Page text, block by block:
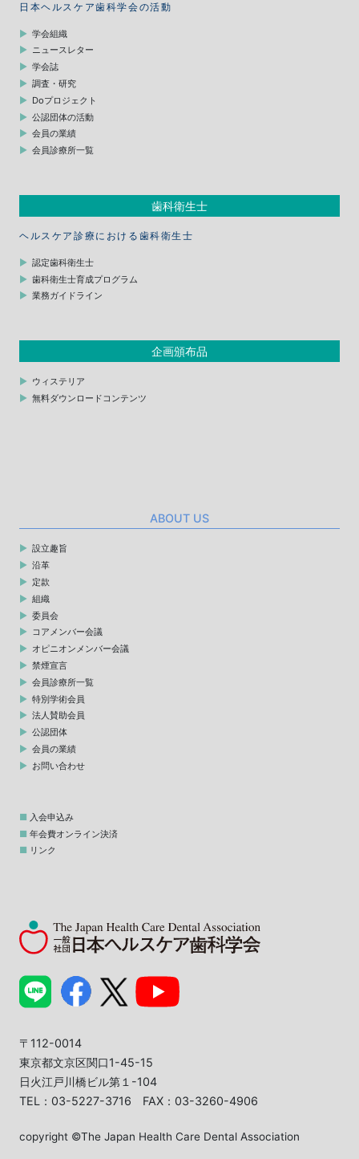
日本ヘルスケア歯科学会の活動
学会組織
ニュースレター
学会誌
調査・研究
Doプロジェクト
公認団体の活動
会員の業績
会員診療所一覧
歯科衛生士
ヘルスケア診療における歯科衛生士
認定歯科衛生士
歯科衛生士育成プログラム
業務ガイドライン
企画頒布品
ウィステリア
無料ダウンロードコンテンツ
ABOUT US
設立趣旨
沿革
定款
組織
委員会
コアメンバー会議
オピニオンメンバー会議
禁煙宣言
会員診療所一覧
特別学術会員
法人賛助会員
公認団体
会員の業績
お問い合わせ
入会申込み
年会費オンライン決済
リンク
〒112-0014
東京都文京区関口1-45-15
日火江戸川橋ビル第１-104
TEL：03-5227-3716 FAX：03-3260-4906
copyright ©The Japan Health Care Dental Association